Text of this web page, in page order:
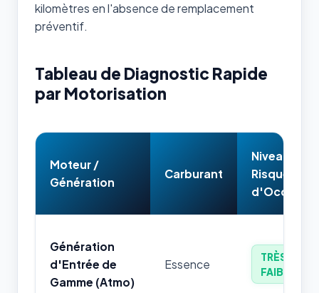
kilomètres en l'absence de remplacement
préventif.
Tableau de Diagnostic Rapide
par Motorisation
Moteur /
Génération
Carburant
Niveau de
Risque
d'Occasion
Génération
d'Entrée de
Gamme (Atmo)
Essence
TRÈS
FAIBLE